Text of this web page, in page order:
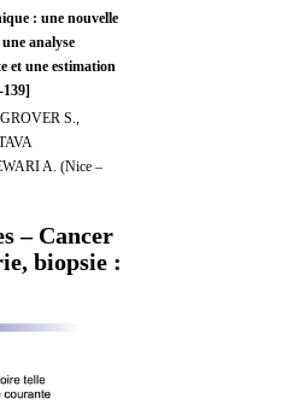
: une nouvelle
analyse
et une estimation
S.,
A. (Nice –
– Cancer
biopsie :